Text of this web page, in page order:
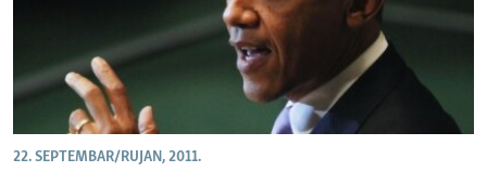
22. SEPTEMBAR/RUJAN, 2011.